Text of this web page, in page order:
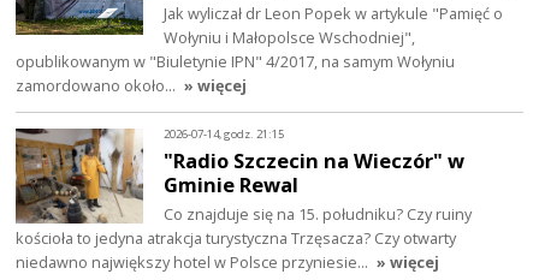
Jak wyliczał dr Leon Popek w artykule "Pamięć o
Wołyniu i Małopolsce Wschodniej",
opublikowanym w "Biuletynie IPN" 4/2017, na samym Wołyniu
zamordowano około… » więcej
2026-07-14, godz. 21:15
"Radio Szczecin na Wieczór" w
Gminie Rewal
Co znajduje się na 15. południku? Czy ruiny
kościoła to jedyna atrakcja turystyczna Trzęsacza? Czy otwarty
niedawno największy hotel w Polsce przyniesie… » więcej